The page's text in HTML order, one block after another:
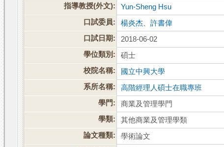
指導教授(外文):
Yun-Sheng Hsu
口試委員:
楊炎杰 、許書偉
口試日期:
2018-06-02
學位類別:
碩士
校院名稱:
國立中興大學
系所名稱:
高階經理人碩士在職專班
學門:
商業及管理學門
學類:
其他商業及管理學類
論文種類:
學術論文